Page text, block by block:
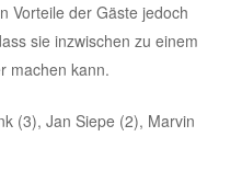
Vorteile der Gäste jedoch
sie inzwischen zu einem
machen kann.
(3), Jan Siepe (2), Marvin